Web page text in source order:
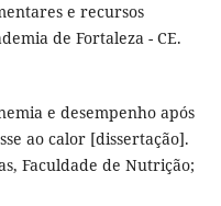
e recursos
de Fortaleza - CE.
e desempenho após
ao calor [dissertação].
Faculdade de Nutrição;